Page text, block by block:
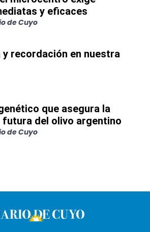
y eficaces
de Cuyo
y recordación en nuestra
que asegura la
del olivo argentino
de Cuyo